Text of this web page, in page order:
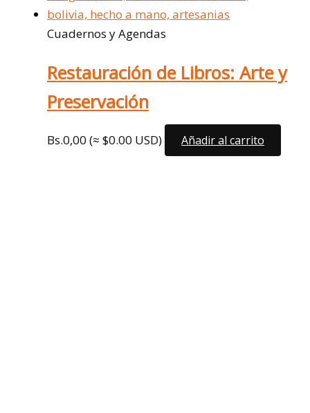
Cuadernos y Agendas
Restauración de Libros: Arte y
Preservación
Bs.0,00 (≈ $0.00 USD) Añadir al carrito